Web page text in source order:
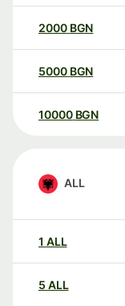
2000 BGN
5000 BGN
10000 BGN
ALL
1 ALL
5 ALL